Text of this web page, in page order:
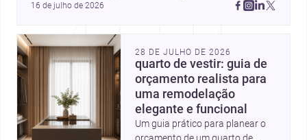
16 de julho de 2026
28 DE JULHO DE 2026
quarto de vestir: guia de
orçamento realista para
uma remodelação
elegante e funcional
Um guia prático para planear o